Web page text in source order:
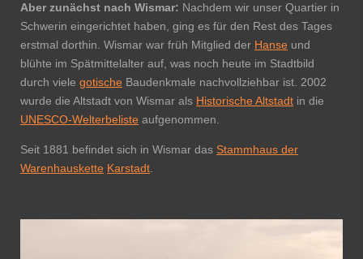
Aber zunächst nach Wismar: Nachdem wir unser Quartier in
Schwerin eingerichtet haben, ging es für den Rest des Tages
erstmal dorthin. Wismar war früh Mitglied der Hanse und
blühte im Spätmittelalter auf, was noch heute im Stadtbild
durch viele gotische Baudenkmale nachvollziehbar ist. 2002
wurde die Altstadt von Wismar als Historische Altstadt in die
UNESCO-Welterbeliste aufgenommen.
Seit 1881 befindet sich in Wismar das Stammhaus der
Warenhauskette Karstadt.